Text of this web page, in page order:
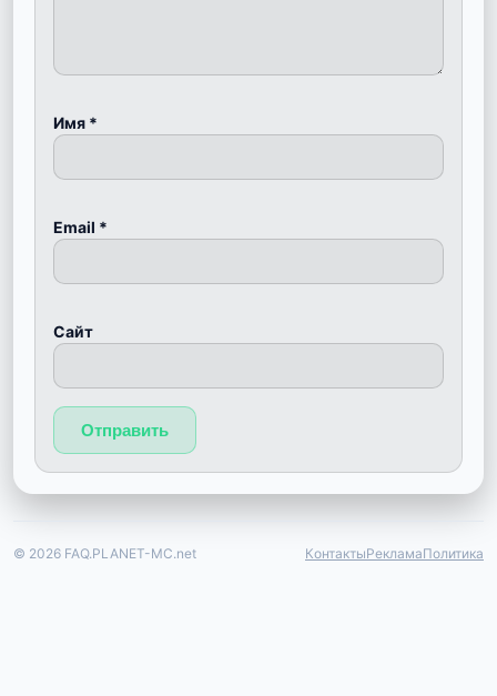
Имя *
Email *
Сайт
© 2026 FAQ.PLANET-MC.net КонтактыРекламаПолитика